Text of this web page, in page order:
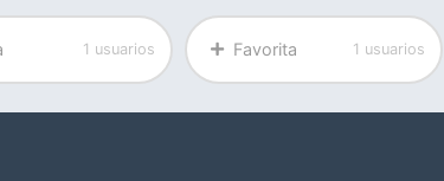
1 usuarios Favorita 1 usuarios